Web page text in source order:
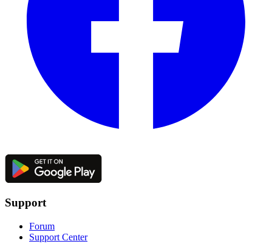
Support
Forum
Support Center